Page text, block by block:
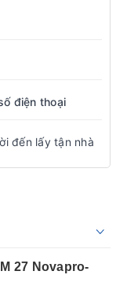
điện thoại
đến lấy tận nhà
27 Novapro-